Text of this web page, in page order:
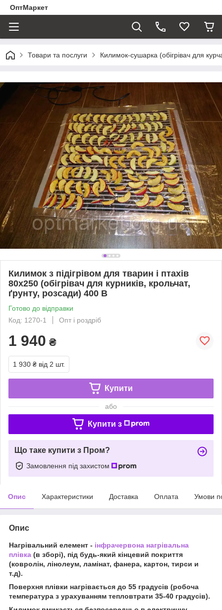
ОптМаркет
Товари та послуги Килимок-сушарка (обігрівач для
Килимок з підігрівом для тварин і птахів
80х250 (обігрівач для курників, крольчат,
ґрунту, розсади) 400 В
Готово до відправки
Код: 1270-1
Опт і роздріб
1 940 ₴
1 930 ₴ від 2 шт.
Купити
або
Купити з
Що таке купити з Пром?
Замовлення під захистом
Опис Характеристики Доставка Оплата Умови
Опис
Нагрівальний елемент - інфрачервона нагрівальна
плівка (в зборі), під будь-який кінцевий покриття
(ковролін, лінолеум, ламінат, фанера, картон, тирси и
т.д).
Поверхня плівки нагрівається до 55 градусів (робоча
температура з урахуванням тепловтрати 35-40 градусів).